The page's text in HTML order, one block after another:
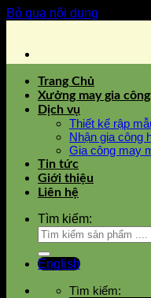
Bỏ qua nội dung
Trang Chủ
Xưởng may gia công
Dịch vụ
Thiết kế rập
Nhận gia công
Gia công may
Tin tức
Giới thiệu
Liên hệ
Tìm kiếm:
English
Tìm kiếm: